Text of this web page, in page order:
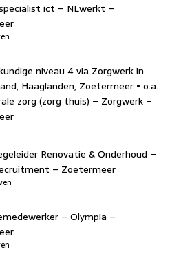
ict – NLwerkt –
niveau 4 via Zorgwerk in
Haaglanden, Zoetermeer • o.a.
zorg (zorg thuis) – Zorgwerk –
Renovatie & Onderhoud –
– Zoetermeer
– Olympia –